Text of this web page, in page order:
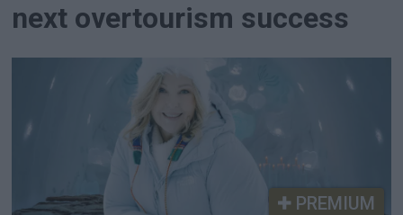
next overtourism success
PREMIUM